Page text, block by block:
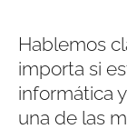
Hablemos
importa si
informática
una de las